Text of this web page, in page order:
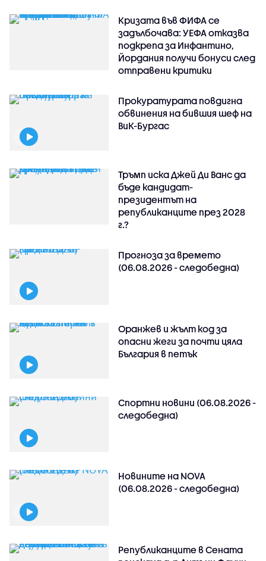
Кризата във ФИФА се
задълбочава: УЕФА отказва
подкрепа за Инфантино,
Йордания получи бонуси след
отправени критики
Прокуратурата повдигна
обвинения на бившия шеф на
ВиК-Бургас
Тръмп иска Джей Ди Ванс да
бъде кандидат-
президентът на
републиканците през 2028
г.?
Прогноза за времето
(06.08.2026 - следобедна)
Оранжев и жълт код за
опасни жеги за почти цяла
България в петък
Спортни новини (06.08.2026 -
следобедна)
Новините на NOVA
(06.08.2026 - следобедна)
Републиканците в Сената